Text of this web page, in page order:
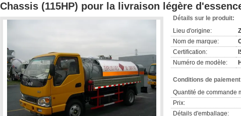
Chassis (115HP) pour la livraison légère
Détails sur le produit:
Lieu d'origine:
Nom de marque:
Certification:
Numéro de modèle:
Conditions de
Quantité de commande
Prix:
Détails d'emballage: